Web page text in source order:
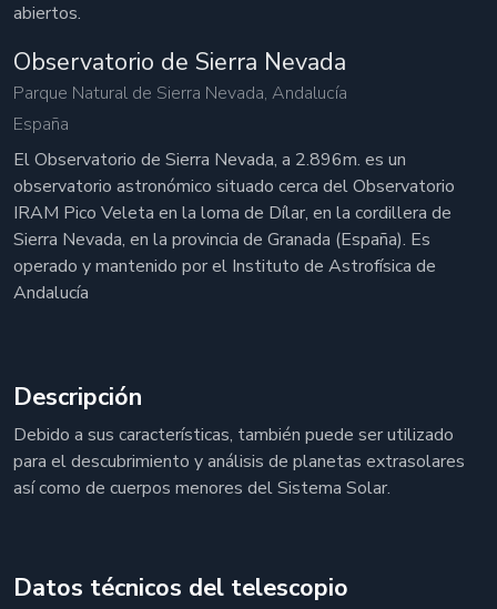
abiertos.
Observatorio de Sierra Nevada
Parque Natural de Sierra Nevada, Andalucía
España
El Observatorio de Sierra Nevada, a 2.896m. es un
observatorio astronómico situado cerca del Observatorio
IRAM Pico Veleta en la loma de Dílar, en la cordillera de
Sierra Nevada, en la provincia de Granada (España). Es
operado y mantenido por el Instituto de Astrofísica de
Andalucía
Descripción
Debido a sus características, también puede ser utilizado
para el descubrimiento y análisis de planetas extrasolares
así como de cuerpos menores del Sistema Solar.
Datos técnicos del telescopio